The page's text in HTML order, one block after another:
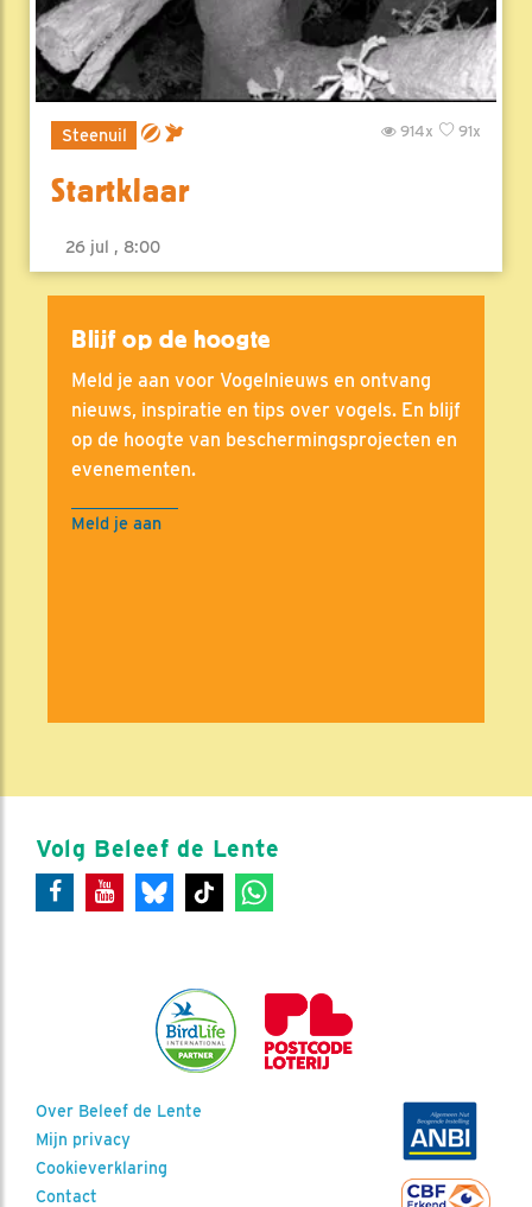
Steenuil 91x
914x
Startklaar
26 jul , 8:00
Blijf op de hoogte
Meld je aan voor Vogelnieuws en ontvang
nieuws, inspiratie en tips over vogels. En blijf
op de hoogte van beschermingsprojecten en
evenementen.
Meld je aan
Volg Beleef de Lente
Over Beleef de Lente
Mijn privacy
Cookieverklaring
Contact